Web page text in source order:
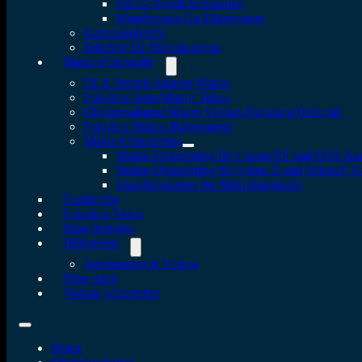
Pro GoTough Schrauben
Wonderpana Go Filtersystem
Kamerazubehör
Zubehör für Videokameras
Makro-Fotografie
DLX Stretch Adapter Makro
Fotodiox Auto Makro Tubus
Objektivadapter Macro Vizelex Focusing Helicoid
Fotodiox Makro-Balgengerät
Makro Umkehrring
Makro Umkehrring für Canon RF und EOS
Makro Umkehrring für Nikon Z und Nikon F
Kupplungsringe für Makrofotografie
Fundgrube
Fotodiox Video
Blog Beiträge
Hilfeseiten
Anleitungen & Videos
Über mich
Vertrag widerrufen
Home